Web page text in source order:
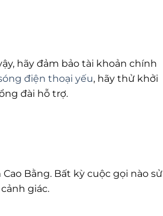
hãy đảm bảo tài khoản chính
điện thoại yếu, hãy thử khởi
đài hỗ trợ.
Bằng. Bất kỳ cuộc gọi nào sử
giác.